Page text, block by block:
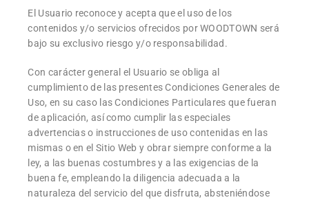
El Usuario reconoce y acepta que el uso de los
contenidos y/o servicios ofrecidos por WOODTOWN será
bajo su exclusivo riesgo y/o responsabilidad.
Con carácter general el Usuario se obliga al
cumplimiento de las presentes Condiciones Generales de
Uso, en su caso las Condiciones Particulares que fueran
de aplicación, así como cumplir las especiales
advertencias o instrucciones de uso contenidas en las
mismas o en el Sitio Web y obrar siempre conforme a la
ley, a las buenas costumbres y a las exigencias de la
buena fe, empleando la diligencia adecuada a la
naturaleza del servicio del que disfruta, absteniéndose